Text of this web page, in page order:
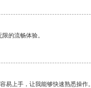
的流畅体验。
易上手，让我能够快速熟悉操作。